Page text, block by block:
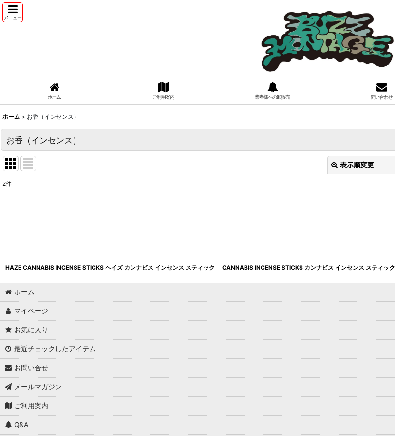
メニュー
ホーム ご利用案内 業者様への卸販売 問い合わせ
ホーム > お香（インセンス）
お香（インセンス）
表示順変更
2件
HAZE CANNABIS INCENSE STICKS ヘイズ カンナビス インセンス スティック CANNABIS INCENSE STICKS カンナビス インセンス スティック
ホーム
マイページ
お気に入り
最近チェックしたアイテム
お問い合せ
メールマガジン
ご利用案内
Q&A